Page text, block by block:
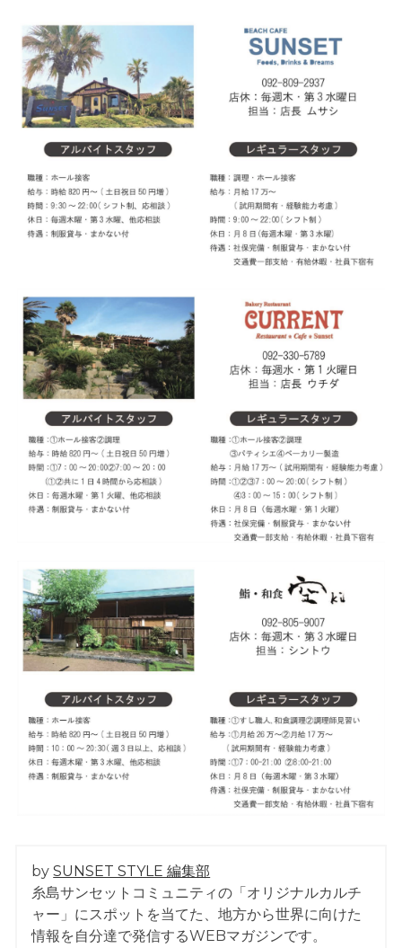
bySUNSET STYLE 編集部
糸島サンセットコミュニティの「オリジナルカルチ
ャー」にスポットを当てた、地方から世界に向けた
情報を自分達で発信するWEBマガジンです。